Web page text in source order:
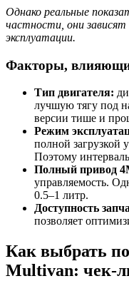
Однако реальные
частности, они зависят
эксплуатации.
Факторы,
Тип двигателя:
лучшую тягу под
версии тише и
Режим
полной загрузкой
Поэтому
Полный привод
управляемость.
0.5–1 литр.
Доступность
позволяет
Как выбрать
Multivan: чек-